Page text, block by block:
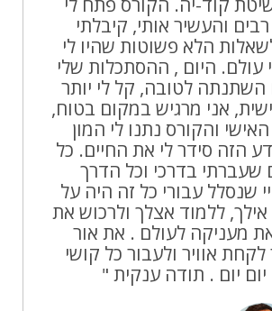
והעשיר אותי, קיבלתי
הלא פשוטות שהיו לי
עולם. היום , ההסתכלות שלי
לטובה, קל לי יותר
אני מרגיש במקום בטוח,
והקורס נתנו לי המון
הזה סידר לי את החיים. כל
שעברתי בדרכי וכל הדרך
שנסלל עבורי כל זה היה על
ללמוד אצלך ולרכוש את
מעניקה לעולם . את אור
אוויר ולעבור כל קושי
יום יום . תודה ענקית "